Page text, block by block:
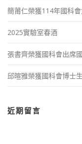
簡莆仁榮獲114年國科
2025實驗室春酒
張書齊榮獲國科會出席
邱暄雅榮獲國科會博士
近期留言